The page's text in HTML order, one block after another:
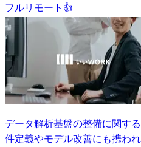
フルリモート 👍
データ解析基盤の整備に関す
件定義やモデル改善にも携われ